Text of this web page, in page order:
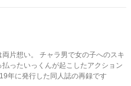
片想い。 チャラ男で女の子へのスキ
ったいっくんが起こしたアクション
年〜19年に発行した同人誌の再録です